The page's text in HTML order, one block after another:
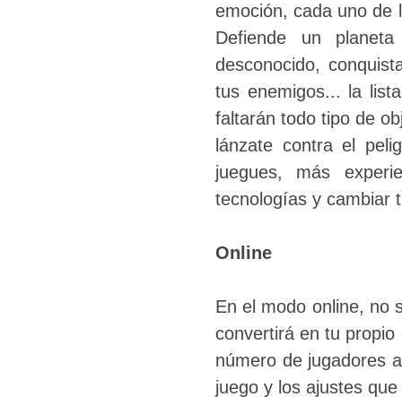
emoción, cada uno de
Defiende un
desconocido,
tus enemigos... la
faltarán todo tipo de
lánzate contra el
juegues, más
tecnologías y cambiar
Online
En el modo online, no
convertirá en tu
número de jugadores
juego y los ajustes